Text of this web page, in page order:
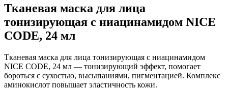
Тканевая маска для лица
тонизирующая с ниацинамидом NICE
CODE, 24 мл
Тканевая маска для лица тонизирующая с ниацинамидом
NICE CODE, 24 мл — тонизирующий эффект, помогает
бороться с сухостью, высыпаниями, пигментацией. Комплекс
аминокислот повышает эластичность кожи.